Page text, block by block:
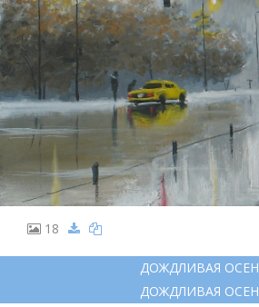
18
ДОЖДЛИВАЯ
ДОЖДЛИВАЯ